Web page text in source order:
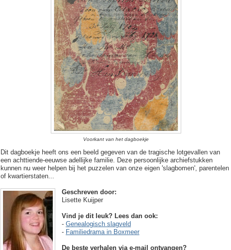
Voorkant van het dagboekje
Dit dagboekje heeft ons een beeld gegeven van de tragische lotgevallen van
een achttiende-eeuwse adellijke familie. Deze persoonlijke archiefstukken
kunnen nu weer helpen bij het puzzelen van onze eigen 'slagbomen', parentelen
of kwartierstaten...
Geschreven door:
Lisette Kuijper
Vind je dit leuk? Lees dan ook:
- Genealogisch slagveld
- Familiedrama in Boxmeer
De beste verhalen via e-mail ontvangen?